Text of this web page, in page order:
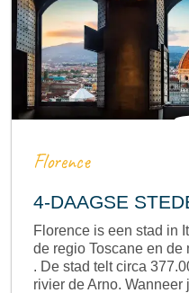
Florence
4-DAAGSE
Florence is een stad in
de regio Toscane en
. De stad telt circa
rivier de Arno.